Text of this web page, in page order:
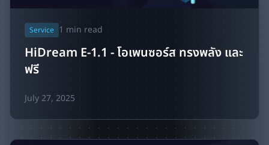
Service 1 min read
HiDream E-1.1 - โอเพนซอร์ส ทรงพลัง และ
ฟรี
July 27, 2025